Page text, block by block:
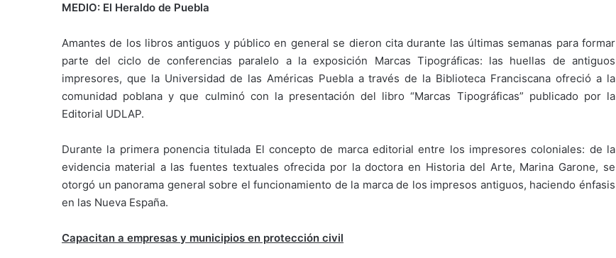
MEDIO: El Heraldo de Puebla
Amantes de los libros antiguos y público en general se dieron cita durante las últimas semanas para formar
parte del ciclo de conferencias paralelo a la exposición Marcas Tipográficas: las huellas de antiguos
impresores, que la Universidad de las Américas Puebla a través de la Biblioteca Franciscana ofreció a la
comunidad poblana y que culminó con la presentación del libro “Marcas Tipográficas” publicado por la
Editorial UDLAP.
Durante la primera ponencia titulada El concepto de marca editorial entre los impresores coloniales: de la
evidencia material a las fuentes textuales ofrecida por la doctora en Historia del Arte, Marina Garone, se
otorgó un panorama general sobre el funcionamiento de la marca de los impresos antiguos, haciendo énfasis
en las Nueva España.
Capacitan a empresas y municipios en protección civil